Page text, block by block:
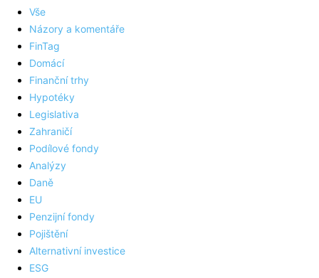
Vše
Názory a komentáře
FinTag
Domácí
Finanční trhy
Hypotéky
Legislativa
Zahraničí
Podílové fondy
Analýzy
Daně
EU
Penzijní fondy
Pojištění
Alternativní investice
ESG